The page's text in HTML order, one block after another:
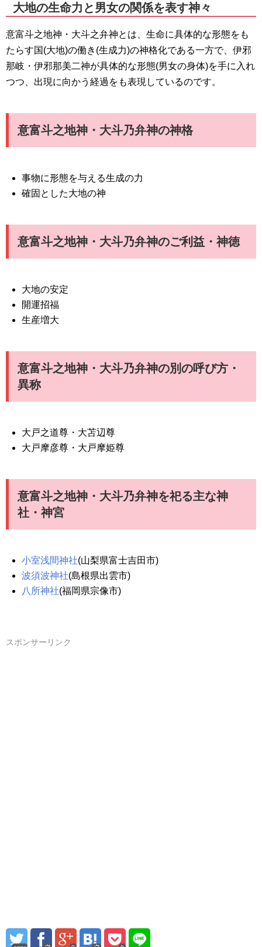
大地の生命力と男女の関係を表す神々
意富斗之地神・大斗之弁神とは、生命に具体的な形態をも
たらす国(大地)の働き(生成力)の神格化である一方で、伊邪
那岐・伊邪那美二神が具体的な形態(男女の身体)を手に入れ
つつ、出現に向かう経過をも表現しているのです。
意富斗之地神・大斗乃弁神の神格
事物に形態を与える生成の力
確固とした大地の神
意富斗之地神・大斗乃弁神のご利益・神徳
大地の安定
開運招福
生産増大
意富斗之地神・大斗乃弁神の別の呼び方・
異称
大戸之道尊・大苫辺尊
大戸摩彦尊・大戸摩姫尊
意富斗之地神・大斗乃弁神を祀る主な神
社・神宮
小室浅間神社(山梨県富士吉田市)
波須波神社(島根県出雲市)
八所神社(福岡県宗像市)
スポンサーリンク